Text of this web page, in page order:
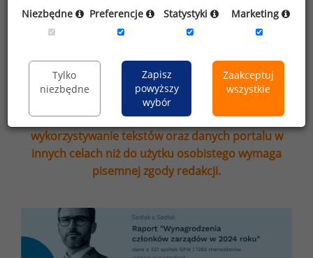
potrzeb!Przetestuj strefę premium.
Przypominamy, że zgodnie z pkt 2.6 - 2.7
regulaminu kopiowanie, przetwarzanie i
wykorzystywanie tekstów oraz danych portalu w
innych celach niż do użytku osobistego wymaga
pisemnej zgody redakcji.
Niezbędne Preferencje Statystyki Marketing
Tylko
niezbędne
Zapisz
powyższy
wybór
Zaakceptuj
wszystkie